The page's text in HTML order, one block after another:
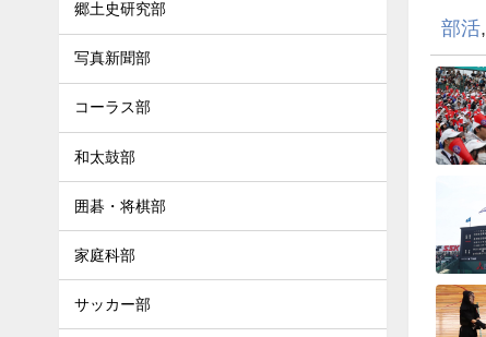
部活,
郷土史研究部
写真新聞部
コーラス部
和太鼓部
囲碁・将棋部
家庭科部
サッカー部